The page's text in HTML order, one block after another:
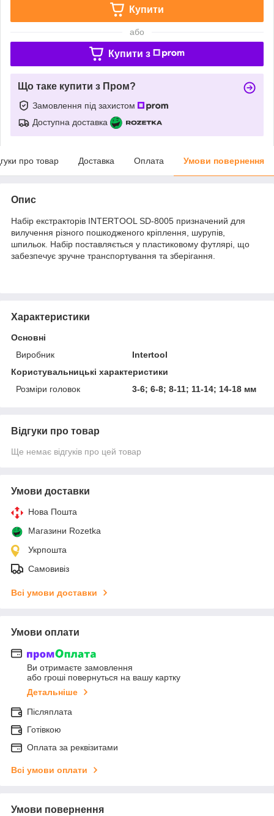
Купити
або
Купити з
Що таке купити з Пром?
Замовлення під захистом
Доступна доставка
про товар Доставка Оплата Умови повернення
Опис
Набір екстракторів INTERTOOL SD-8005 призначений для
вилучення різного пошкодженого кріплення, шурупів,
шпильок. Набір поставляється у пластиковому футлярі, що
забезпечує зручне транспортування та зберігання.
Характеристики
Основні
Виробник
Intertool
Користувальницькі характеристики
Розміри головок
3-6; 6-8; 8-11; 11-14; 14-18 мм
Відгуки про товар
Ще немає відгуків про цей товар
Умови доставки
Нова Пошта
Магазини Rozetka
Укрпошта
Самовивіз
Всі умови доставки
Умови оплати
Ви отримаєте замовлення
або гроші повернуться на вашу картку
Детальніше
Післяплата
Готівкою
Оплата за реквізитами
Всі умови оплати
Умови повернення